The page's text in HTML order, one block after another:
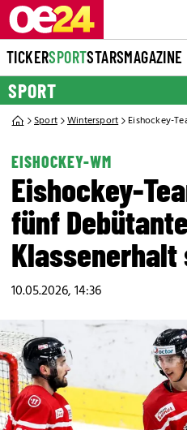
TICKERSPORTSTARSMAGAZINE
SPORT
Sport Wintersport Eishockey-
EISHOCKEY-WM
Eishockey-
fünf
10.05.2026, 14:36